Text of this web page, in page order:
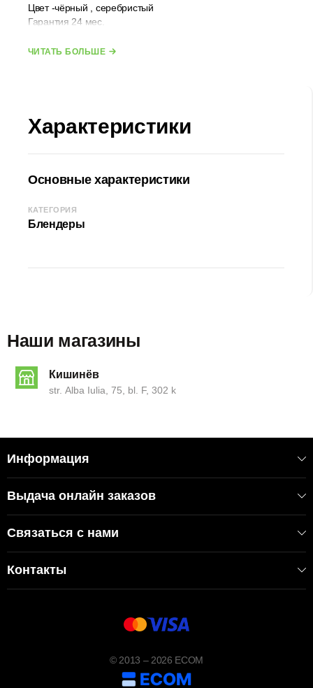
Цвет -чёрный , серебристый
Гарантия 24 мес.
ЧИТАТЬ БОЛЬШЕ
Характеристики
Основные характеристики
КАТЕГОРИЯ
Блендеры
Наши магазины
Кишинёв
str. Alba Iulia, 75, bl. F, 302 k
Информация
Выдача онлайн заказов
Связаться с нами
Контакты
© 2013 – 2026 ECOM